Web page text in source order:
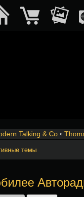
Talking & Co ‹
темы